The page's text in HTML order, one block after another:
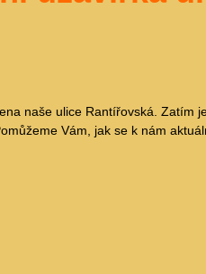
naše ulice Rantířovská.
Vám, jak se k nám